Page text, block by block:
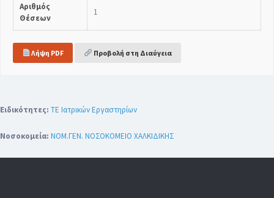
Αριθμός
Θέσεων
1
Λήψη PDF Προβολή στη Διαύγεια
Ειδικότητες: ΤΕ Ιατρικών Εργαστηρίων
Νοσοκομεία: ΝΟΜ.ΓΕΝ. ΝΟΣΟΚΟΜΕΙΟ ΧΑΛΚΙΔΙΚΗΣ